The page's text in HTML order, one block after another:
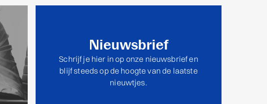
Nieuwsbrief
Schrijf je hier in op onze nieuwsbrief en
blijf steeds op de hoogte van de laatste
nieuwtjes.